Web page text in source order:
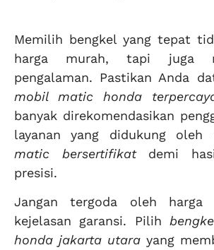
Memilih bengkel yang tepat
harga murah, tapi juga
pengalaman. Pastikan Anda
mobil matic honda
banyak direkomendasikan
layanan yang didukung oleh
matic bersertifikatdemi
presisi.
Jangan tergoda oleh harga
kejelasan garansi. Pilih
honda jakarta utara yang